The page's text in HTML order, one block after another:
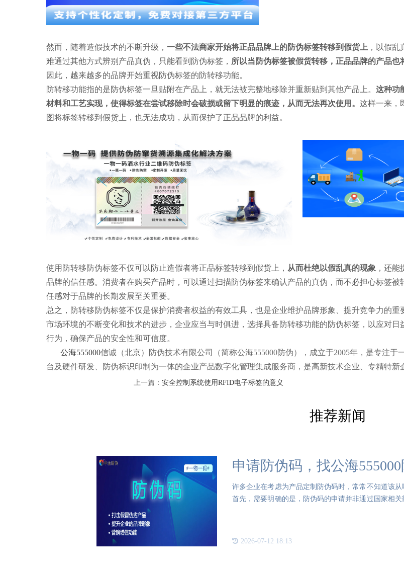
然而，随着造假技术的不断升级， 一些不法商家开始将正品品牌上的防伪标签转移到假货上 ，以假乱
难通过其他方式辨别产品真伪，只能看到防伪标签， 所以当防伪标签被假货转移，正品品牌的产品也
因此，越来越多的品牌开始重视防伪标签的防转移功能。
防转移功能指的是防伪标签一旦贴附在产品上，就无法被完整地移除并重新贴到其他产品上。 这种功
材料和工艺实现，使得标签在尝试移除时会破损或留下明显的痕迹，从而无法再次使用。 这样一来，
图将标签转移到假货上，也无法成功，从而保护了正品品牌的利益。
使用防转移防伪标签不仅可以防止造假者将正品标签转移到假货上， 从而杜绝以假乱真的现象 ，还
品牌的信任感。消费者在购买产品时，可以通过扫描防伪标签来确认产品的真伪，而不必担心标签被
任感对于品牌的长期发展至关重要。
总之，防转移防伪标签不仅是保护消费者权益的有效工具，也是企业维护品牌形象、提升竞争力的重
市场环境的不断变化和技术的进步，企业应当与时俱进，选择具备防转移功能的防伪标签，以应对日
行为，确保产品的安全性和可信度。
公海555000信诚（北京）防伪技术有限公司（简称公海555000防伪），成立于2005年，是专注于
台及硬件研发、防伪标识印制为一体的企业产品数字化管理集成服务商，是高新技术企业、专精特新
上一篇： 安全控制系统使用RFID电子标签的意义
推荐新闻
申请防伪码，找公海555000
许多企业在考虑为产品定制防伪码时，常常不知道该
首先，需要明确的是，防伪码的申请并非通过国家相
2026-07-12 18:13